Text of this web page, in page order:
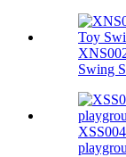
Swing